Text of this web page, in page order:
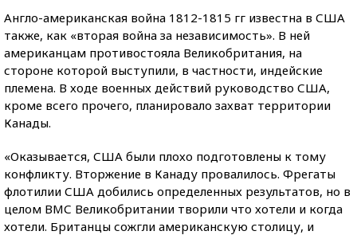
Англо-американская война 1812-1815 гг известна в США
также, как «вторая война за независимость». В ней
американцам противостояла Великобритания, на
стороне которой выступили, в частности, индейские
племена. В ходе военных действий руководство США,
кроме всего прочего, планировало захват территории
Канады.
«Оказывается, США были плохо подготовлены к тому
конфликту. Вторжение в Канаду провалилось. Фрегаты
флотилии США добились определенных результатов, но в
целом ВМС Великобритании творили что хотели и когда
хотели. Британцы сожгли американскую столицу, и